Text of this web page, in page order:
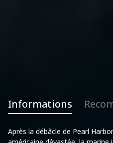
Informations
Après la débâcle de Pearl